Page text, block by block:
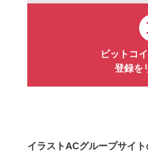
ビットコ
登録を
イラストACグループサイ